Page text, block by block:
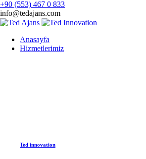
+90 (553) 467 0 833
info@tedajans.com
Anasayfa
Hizmetlerimiz
Ted innovation